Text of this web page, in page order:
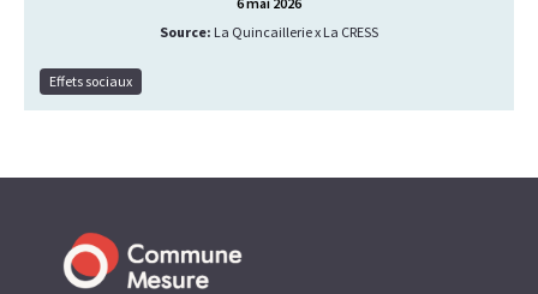
Effets sociaux
Source: La Quincaillerie x La CRESS
Lire la suite